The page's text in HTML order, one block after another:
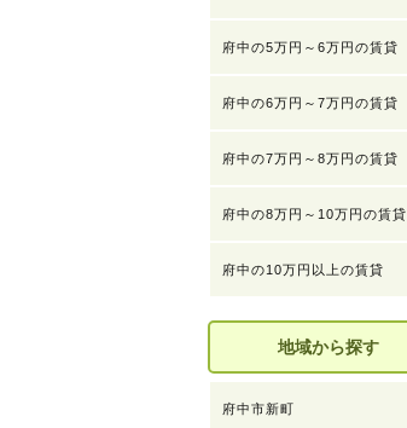
府中の5万円～6万円の賃貸
府中の6万円～7万円の賃貸
府中の7万円～8万円の賃貸
府中の8万円～10万円の賃貸
府中の10万円以上の賃貸
地域から探す
府中市新町